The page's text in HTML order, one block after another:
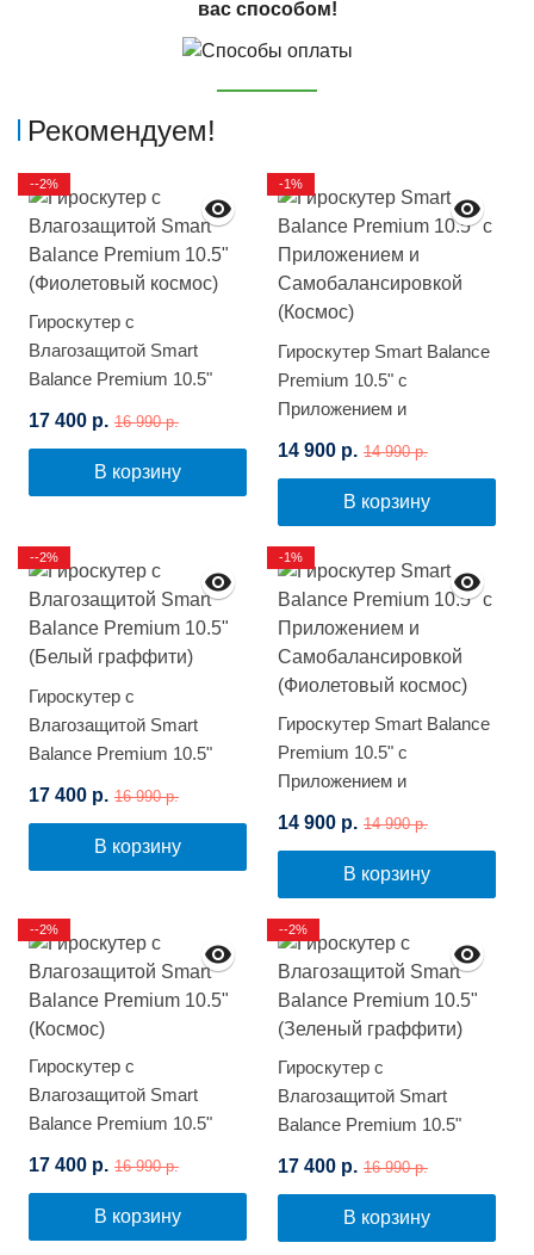
вас способом!
Рекомендуем!
Гироскутер с
Влагозащитой Smart
Balance Premium 10.5"
17 400 р. 16 990 р.
В корзину
--2%
Гироскутер Smart Balance
Premium 10.5" с
Приложением и
(Космос)
14 900 р. 14 990 р.
В корзину
-1%
Гироскутер с
Влагозащитой Smart
Balance Premium 10.5"
17 400 р. 16 990 р.
В корзину
--2%
Гироскутер Smart Balance
Premium 10.5" с
Приложением и
(Фиолетовый космос)
14 900 р. 14 990 р.
В корзину
-1%
Гироскутер с
Влагозащитой Smart
Balance Premium 10.5"
17 400 р. 16 990 р.
В корзину
--2%
Гироскутер с
Влагозащитой Smart
Balance Premium 10.5"
17 400 р. 16 990 р.
В корзину
--2%